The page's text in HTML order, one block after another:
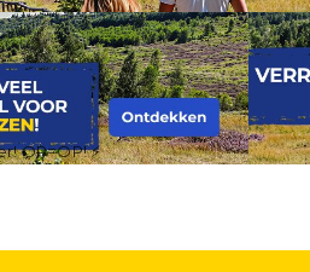
KINDERKORTING
& DIRECT aan het
OP=OP! ⚡